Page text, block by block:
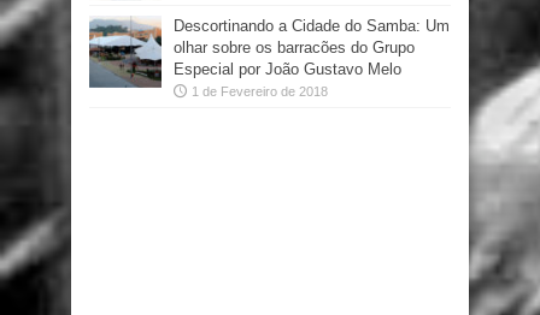
Descortinando a Cidade do Samba: Um
olhar sobre os barracões do Grupo
Especial por João Gustavo Melo
1 de Fevereiro de 2018